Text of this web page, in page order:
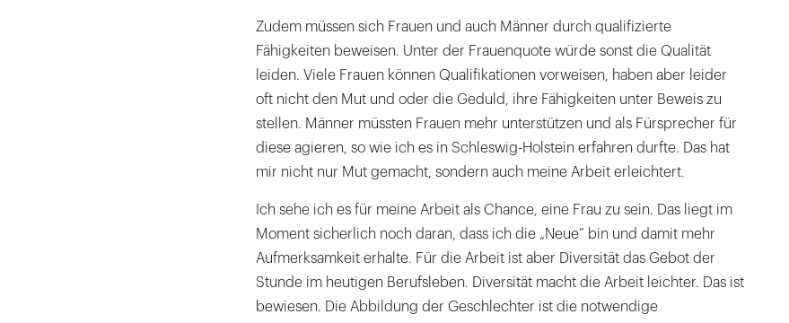
Zudem müssen sich Frauen und auch Männer durch qualifizierte
Fähigkeiten beweisen. Unter der Frauenquote würde sonst die Qualität
leiden. Viele Frauen können Qualifikationen vorweisen, haben aber leider
oft nicht den Mut und oder die Geduld, ihre Fähigkeiten unter Beweis zu
stellen. Männer müssten Frauen mehr unterstützen und als Fürsprecher für
diese agieren, so wie ich es in Schleswig-Holstein erfahren durfte. Das hat
mir nicht nur Mut gemacht, sondern auch meine Arbeit erleichtert.
Ich sehe ich es für meine Arbeit als Chance, eine Frau zu sein. Das liegt im
Moment sicherlich noch daran, dass ich die „Neue” bin und damit mehr
Aufmerksamkeit erhalte. Für die Arbeit ist aber Diversität das Gebot der
Stunde im heutigen Berufsleben. Diversität macht die Arbeit leichter. Das ist
bewiesen. Die Abbildung der Geschlechter ist die notwendige